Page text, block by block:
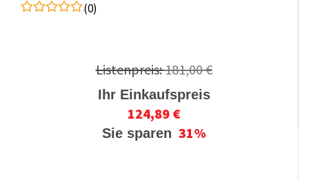
(0)
Listenpreis:181,00 €
Ihr Einkaufspreis
124,89 €
Sie sparen 31%